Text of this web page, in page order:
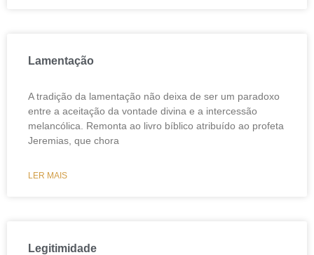
Lamentação
A tradição da lamentação não deixa de ser um paradoxo
entre a aceitação da vontade divina e a intercessão
melancólica. Remonta ao livro bíblico atribuído ao profeta
Jeremias, que chora
LER MAIS
Legitimidade